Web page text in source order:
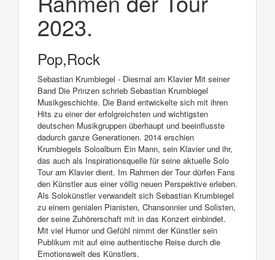
2023.
Pop,Rock
Sebastian Krumbiegel - Diesmal am Klavier Mit seiner
Band Die Prinzen schrieb Sebastian Krumbiegel
Musikgeschichte. Die Band entwickelte sich mit ihren
Hits zu einer der erfolgreichsten und wichtigsten
deutschen Musikgruppen überhaupt und beeinflusste
dadurch ganze Generationen. 2014 erschien
Krumbiegels Soloalbum Ein Mann, sein Klavier und ihr,
das auch als Inspirationsquelle für seine aktuelle Solo
Tour am Klavier dient. Im Rahmen der Tour dürfen Fans
den Künstler aus einer völlig neuen Perspektive erleben.
Als Solokünstler verwandelt sich Sebastian Krumbiegel
zu einem genialen Pianisten, Chansonnier und Solisten,
der seine Zuhörerschaft mit in das Konzert einbindet.
Mit viel Humor und Gefühl nimmt der Künstler sein
Publikum mit auf eine authentische Reise durch die
Emotionswelt des Künstlers.